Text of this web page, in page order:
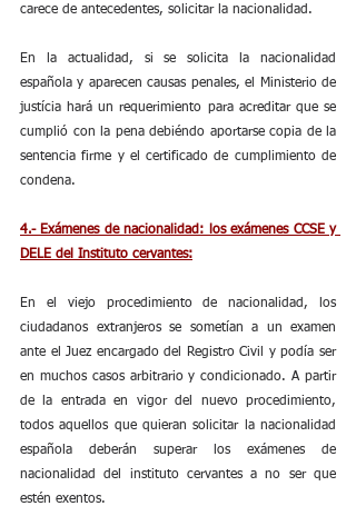
carece de antecedentes, solicitar la nacionalidad.
En la actualidad, si se solicita la nacionalidad
española y aparecen causas penales, el Ministerio de
justícia hará un requerimiento para acreditar que se
cumplió con la pena debiéndo aportarse copia de la
sentencia firme y el certificado de cumplimiento de
condena.
4.- Exámenes de nacionalidad: los exámenes CCSE y
DELE del Instituto cervantes:
En el viejo procedimiento de nacionalidad, los
ciudadanos extranjeros se sometían a un examen
ante el Juez encargado del Registro Civil y podía ser
en muchos casos arbitrario y condicionado. A partir
de la entrada en vigor del nuevo procedimiento,
todos aquellos que quieran solicitar la nacionalidad
española deberán superar los exámenes de
nacionalidad del instituto cervantes a no ser que
estén exentos.